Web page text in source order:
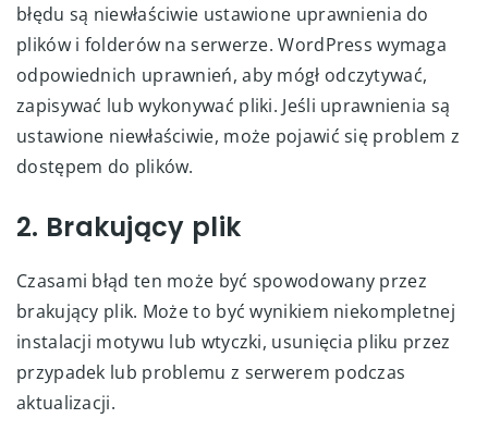
błędu są niewłaściwie ustawione uprawnienia do
plików i folderów na serwerze. WordPress wymaga
odpowiednich uprawnień, aby mógł odczytywać,
zapisywać lub wykonywać pliki. Jeśli uprawnienia są
ustawione niewłaściwie, może pojawić się problem z
dostępem do plików.
2. Brakujący plik
Czasami błąd ten może być spowodowany przez
brakujący plik. Może to być wynikiem niekompletnej
instalacji motywu lub wtyczki, usunięcia pliku przez
przypadek lub problemu z serwerem podczas
aktualizacji.